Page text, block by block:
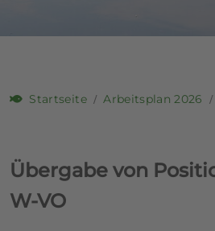
Startseite Arbeitsplan 2026
Übergabe von
W-VO